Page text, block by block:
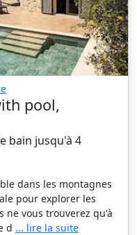
pool,
bain jusqu'à 4
dans les montagnes
pour explorer les
ne vous trouverez qu'à
d ... lire la suite